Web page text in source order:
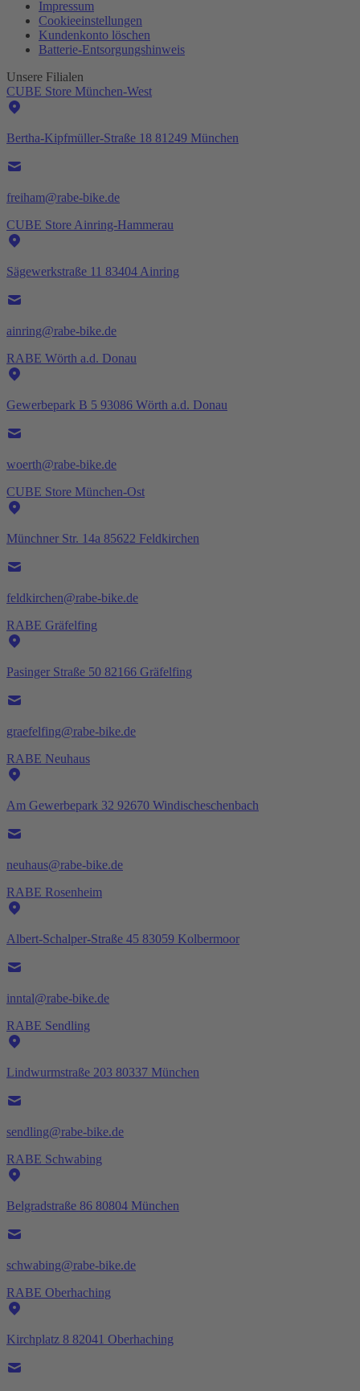
Impressum
Cookieeinstellungen
Kundenkonto löschen
Batterie-Entsorgungshinweis
Unsere Filialen
CUBE Store München-West
Bertha-Kipfmüller-Straße 18 81249 München
freiham@rabe-bike.de
CUBE Store Ainring-Hammerau
Sägewerkstraße 11 83404 Ainring
ainring@rabe-bike.de
RABE Wörth a.d. Donau
Gewerbepark B 5 93086 Wörth a.d. Donau
woerth@rabe-bike.de
CUBE Store München-Ost
Münchner Str. 14a 85622 Feldkirchen
feldkirchen@rabe-bike.de
RABE Gräfelfing
Pasinger Straße 50 82166 Gräfelfing
graefelfing@rabe-bike.de
RABE Neuhaus
Am Gewerbepark 32 92670 Windischeschenbach
neuhaus@rabe-bike.de
RABE Rosenheim
Albert-Schalper-Straße 45 83059 Kolbermoor
inntal@rabe-bike.de
RABE Sendling
Lindwurmstraße 203 80337 München
sendling@rabe-bike.de
RABE Schwabing
Belgradstraße 86 80804 München
schwabing@rabe-bike.de
RABE Oberhaching
Kirchplatz 8 82041 Oberhaching